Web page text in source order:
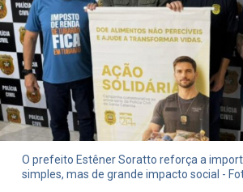
O prefeito Estêner Soratto reforça a
simples, mas de grande impacto social -